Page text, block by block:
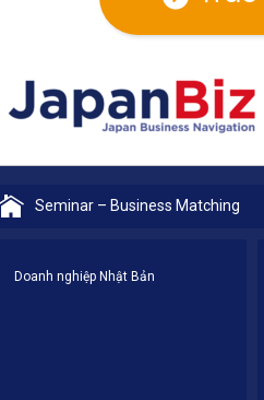
Seminar – Business Matching
Doanh nghiệp Nhật Bản